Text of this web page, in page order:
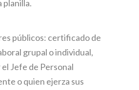
planilla.
públicos: certificado de
grupal o individual,
Jefe de Personal
o quien ejerza sus